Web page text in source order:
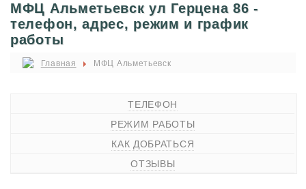
МФЦ Альметьевск ул Герцена 86 -
телефон, адрес, режим и график
работы
Главная МФЦ Альметьевск
ТЕЛЕФОН
РЕЖИМ РАБОТЫ
КАК ДОБРАТЬСЯ
ОТЗЫВЫ